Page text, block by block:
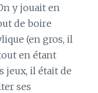
y jouait en
de boire
(en gros, il
en étant
jeux, il était de
ses